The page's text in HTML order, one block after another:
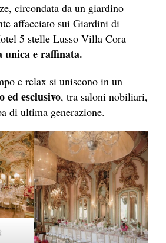
circondata da un giardino
affacciato sui Giardini di
5 stelle Lusso Villa Cora
unica e raffinata.
e relax si uniscono in un
ed esclusivo, tra saloni nobiliari,
di ultima generazione.